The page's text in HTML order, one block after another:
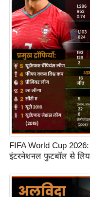
FIFA World Cup 2026:
इंटरनेशनल फुटबॉल से